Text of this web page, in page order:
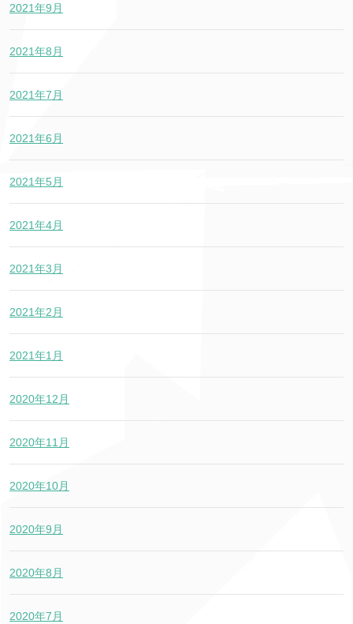
2021年9月
2021年8月
2021年7月
2021年6月
2021年5月
2021年4月
2021年3月
2021年2月
2021年1月
2020年12月
2020年11月
2020年10月
2020年9月
2020年8月
2020年7月